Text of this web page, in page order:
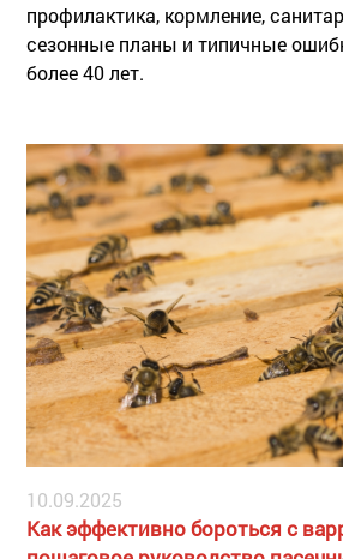
профилактика, кормление,
сезонные планы и типичные
более 40 лет.
10.09.2025
Как эффективно бороться с